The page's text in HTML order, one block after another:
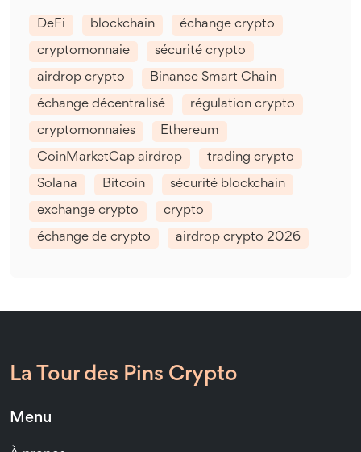
DeFi blockchain échange crypto
cryptomonnaie sécurité crypto
airdrop crypto Binance Smart Chain
échange décentralisé régulation crypto
cryptomonnaies Ethereum
CoinMarketCap airdrop trading crypto
Solana Bitcoin sécurité blockchain
exchange crypto crypto
échange de crypto airdrop crypto 2026
La Tour des Pins Crypto
Menu